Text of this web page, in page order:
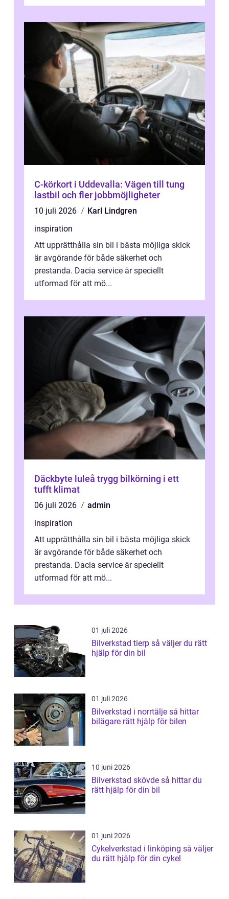
C-körkort i Uddevalla: Vägen till tung
lastbil och fler jobbmöjligheter
10 juli 2026
Karl Lindgren
inspiration
Att upprätthålla sin bil i bästa möjliga skick
är avgörande för både säkerhet och
prestanda. Dacia service är speciellt
utformad för att mö...
Däckbyte luleå trygg bilkörning i ett
tufft klimat
06 juli 2026
admin
inspiration
Att upprätthålla sin bil i bästa möjliga skick
är avgörande för både säkerhet och
prestanda. Dacia service är speciellt
utformad för att mö...
01 juli 2026
Bilverkstad tierp så väljer du rätt
hjälp för din bil
01 juli 2026
Bilverkstad i norrtälje så hittar
bilägare rätt hjälp för bilen
10 juni 2026
Bilverkstad skövde så hittar du
rätt hjälp för din bil
01 juni 2026
Cykelverkstad i linköping så väljer
du rätt hjälp för din cykel